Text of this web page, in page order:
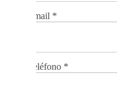
Email *
Teléfono *